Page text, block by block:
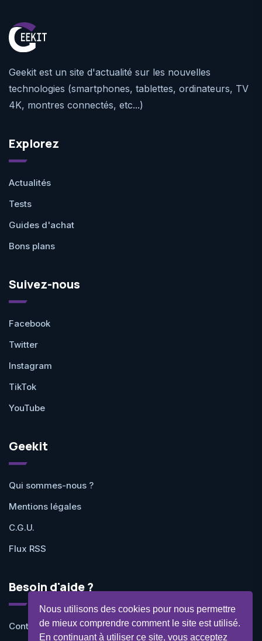
Nous utilisons des cookies pour nous permettre
de mieux comprendre comment le site est utilisé.
En continuant à utiliser ce site, vous acceptez
Geekit est un site d'actualité sur les nouvelles
technologies (smartphones, tablettes, ordinateurs, TV
4K, montres connectés, etc...)
Explorez
Actualités
Tests
Guides d'achat
Bons plans
Suivez-nous
Facebook
Twitter
Instagram
TikTok
YouTube
Geekit
Qui sommes-nous ?
Mentions légales
C.G.U.
Flux RSS
Besoin d'aide ?
Contactez-nous